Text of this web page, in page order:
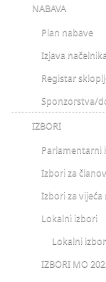
NABAVA
Plan nabave
Izjava načelnika
Registar
Sponzorstva/
IZBORI
Parlamentarni
Izbori za
Izbori za
Lokalni izbori
Lokalni
IZBORI MO